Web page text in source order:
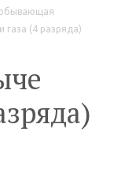
(4 разряда)